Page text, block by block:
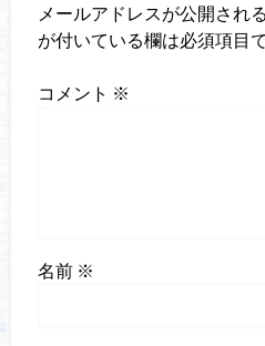
メールアドレスが公開され
が付いている欄は必須項目
コメント ※
名前 ※